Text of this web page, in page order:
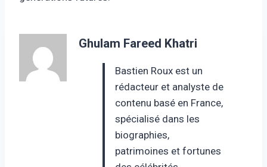
Ghulam Fareed Khatri
Bastien Roux est un
rédacteur et analyste de
contenu basé en France,
spécialisé dans les
biographies,
patrimoines et fortunes